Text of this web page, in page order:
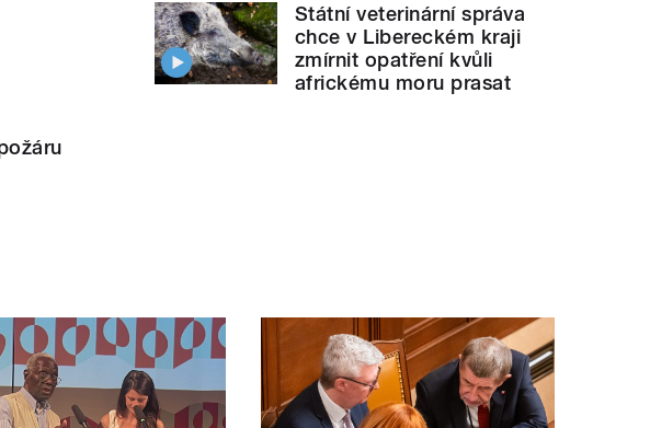
Státní veterinární správa
chce v Libereckém kraji
zmírnit opatření kvůli
africkému moru prasat